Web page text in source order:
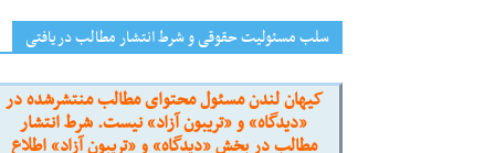
سلب مسئولیت حقوقی و شرط انتشار مطالب دریافتی
کیهان لندن مسئول محتوای مطالب منتشرشده در
«دیدگاه» و «تریبون آزاد» نیست. شرط انتشار
مطالب در بخش «دیدگاه» و «تریبون آزاد» اطلاع